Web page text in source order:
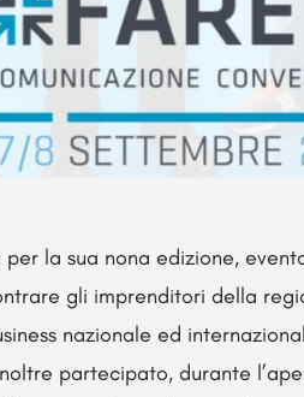
per la sua nona edizione,
gli imprenditori della
nazionale ed
partecipato, durante